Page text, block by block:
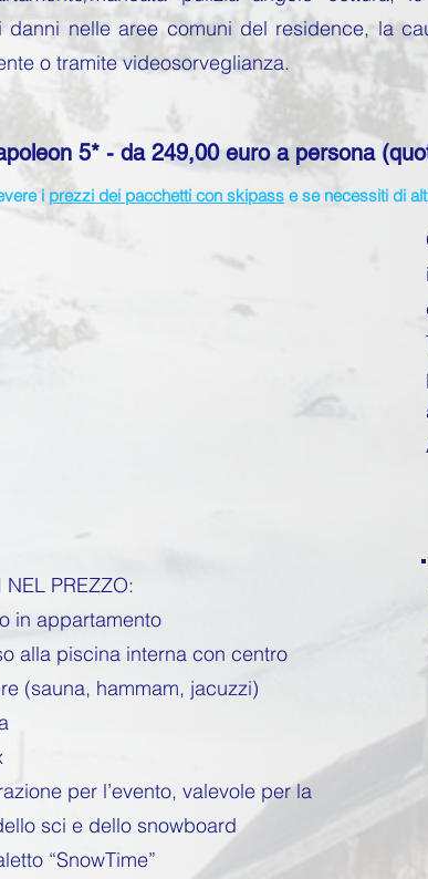
danni nelle aree comuni del residence, la
o tramite videosorveglianza.
5* - da 249,00 euro a persona
i prezzi dei pacchetti con skipass e se necessiti di
NEL PREZZO:
in appartamento
alla piscina interna con centro
(sauna, hammam, jacuzzi)
per l’evento, valevole per la
sci e dello snowboard
“SnowTime”